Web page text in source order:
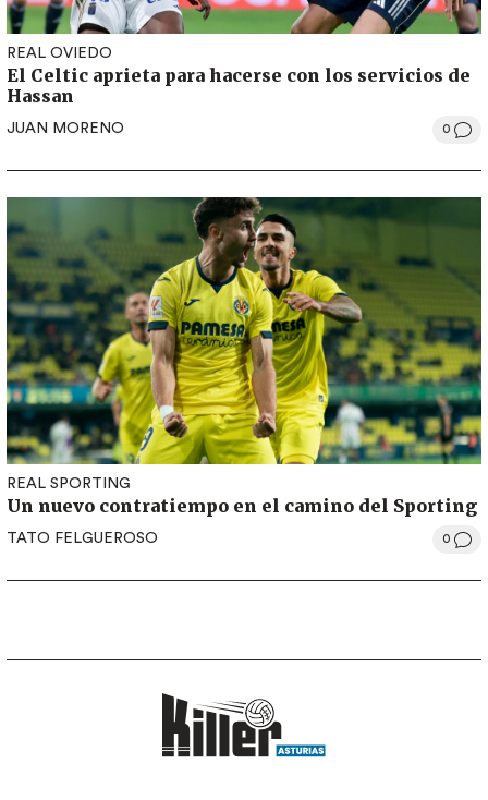
REAL OVIEDO
El Celtic aprieta para hacerse con los servicios de
Hassan
JUAN MORENO 0
REAL SPORTING
Un nuevo contratiempo en el camino del Sporting
TATO FELGUEROSO 0